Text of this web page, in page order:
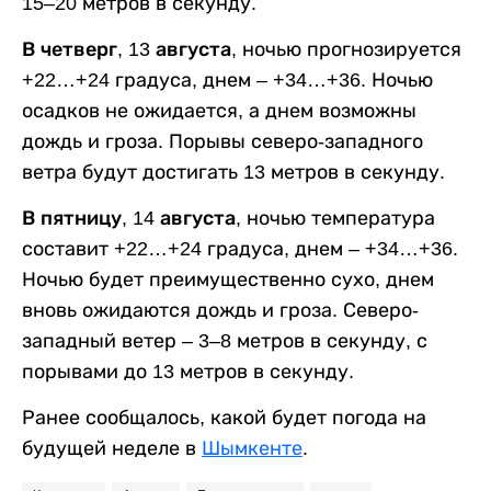
В четверг, 13 августа, ночью прогнозируется
+22…+24 градуса, днем – +34…+36. Ночью
осадков не ожидается, а днем возможны
дождь и гроза. Порывы северо-западного
ветра будут достигать 13 метров в секунду.
В пятницу, 14 августа, ночью температура
составит +22…+24 градуса, днем – +34…+36.
Ночью будет преимущественно сухо, днем
вновь ожидаются дождь и гроза. Северо-
западный ветер – 3–8 метров в секунду, с
порывами до 13 метров в секунду.
Ранее сообщалось, какой будет погода на
будущей неделе в Шымкенте.